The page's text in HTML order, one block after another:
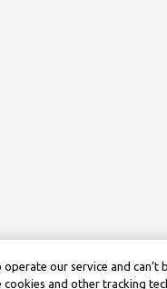
our service and can’t
and other tracking